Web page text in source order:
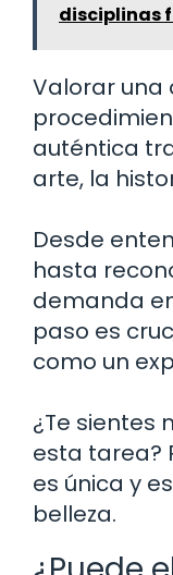
disciplinas
Valorar una
auténtica
arte, la
Desde
hasta
demanda
paso es
como un
¿Te sientes
esta tarea?
es única y
belleza.